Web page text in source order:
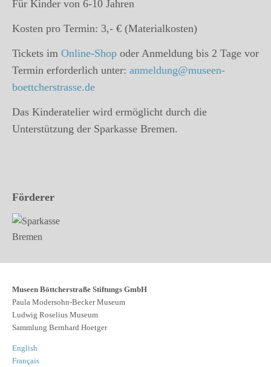
Für Kinder von 6-10 Jahren
Kosten pro Termin: 3,- € (Materialkosten)
Tickets im Online-Shop oder Anmeldung bis 2 Tage vor
Termin erforderlich unter: anmeldung@museen-
boettcherstrasse.de
Das Kinderatelier wird ermöglicht durch die
Unterstützung der Sparkasse Bremen.
Förderer
Museen Böttcherstraße Stiftungs GmbH
Paula Modersohn-Becker Museum
Ludwig Roselius Museum
Sammlung Bernhard Hoetger
English
Français